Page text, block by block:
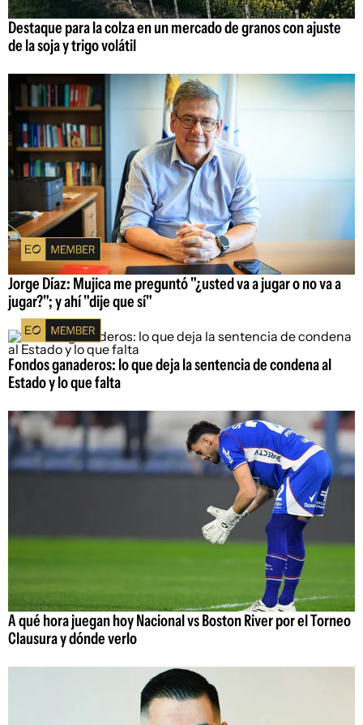
Destaque para la colza en un mercado de granos con ajuste
de la soja y trigo volátil
Jorge Díaz: Mujica me preguntó "¿usted va a jugar o no va a
jugar?"; y ahí "dije que sí"
Fondos ganaderos: lo que deja la sentencia de condena al
Estado y lo que falta
A qué hora juegan hoy Nacional vs Boston River por el Torneo
Clausura y dónde verlo